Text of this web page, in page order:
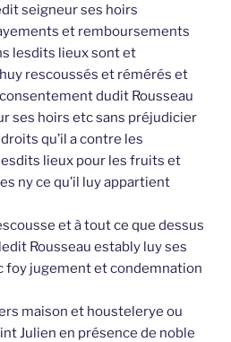
seigneur ses hoirs
et remboursements
lesdits lieux sont et
rescoussés et rémérés et
dudit Rousseau
ses hoirs etc sans préjudicier
qu’il a contre les
lieux pour les fruits et
ny ce qu’il luy appartient
et à tout ce que dessus
Rousseau estably luy ses
foy jugement et condemnation
maison et houstelerye ou
Julien en présence de noble